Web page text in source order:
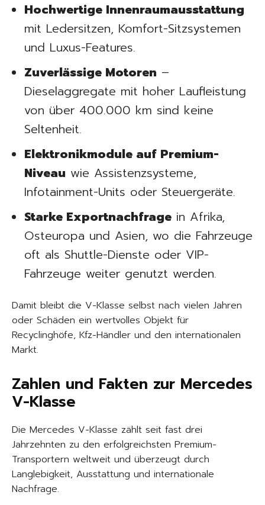
Hochwertige Innenraumausstattung
mit Ledersitzen, Komfort-Sitzsystemen
und Luxus-Features.
Zuverlässige Motoren –
Dieselaggregate mit hoher Laufleistung
von über 400.000 km sind keine
Seltenheit.
Elektronikmodule auf Premium-
Niveau wie Assistenzsysteme,
Infotainment-Units oder Steuergeräte.
Starke Exportnachfrage in Afrika,
Osteuropa und Asien, wo die Fahrzeuge
oft als Shuttle-Dienste oder VIP-
Fahrzeuge weiter genutzt werden.
Damit bleibt die V-Klasse selbst nach vielen Jahren
oder Schäden ein wertvolles Objekt für
Recyclinghöfe, Kfz-Händler und den internationalen
Markt.
Zahlen und Fakten zur Mercedes
V-Klasse
Die Mercedes V-Klasse zählt seit fast drei
Jahrzehnten zu den erfolgreichsten Premium-
Transportern weltweit und überzeugt durch
Langlebigkeit, Ausstattung und internationale
Nachfrage.